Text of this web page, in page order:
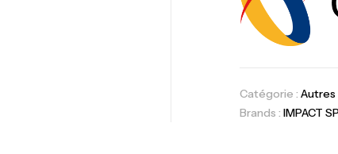
Catégorie : Autres
Brands : IMPACT